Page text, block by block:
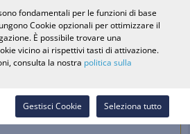
Accedi
è vietata dall'attuale selezione dei cookie.
preferenza per memorizzare e filtrare per
fondamentali per le funzioni di base
Cookie opzionali per ottimizzare il
È possibile trovare una
vicino ai rispettivi tasti di attivazione.
consulta la nostra politica sulla
Seleziona tutto
Gestisci Cookie